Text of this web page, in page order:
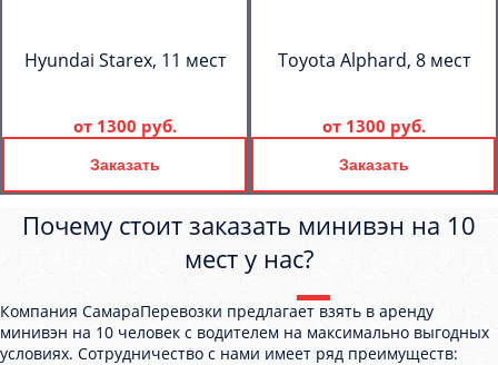
Hyundai Starex, 11 мест
от 1300 руб.
Заказать
Toyota Alphard, 8 мест
от 1300 руб.
Заказать
Почему стоит заказать минивэн на 10
мест у нас?
Компания СамараПеревозки предлагает взять в аренду
минивэн на 10 человек с водителем на максимально выгодных
условиях. Сотрудничество с нами имеет ряд преимуществ: